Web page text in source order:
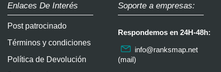
Enlaces De Interés
Post patrocinado
Términos y condiciones
Política de Devolución
Soporte a empresas:
Respondemos en 24H-48h:
info@ranksmap.net
(mail)